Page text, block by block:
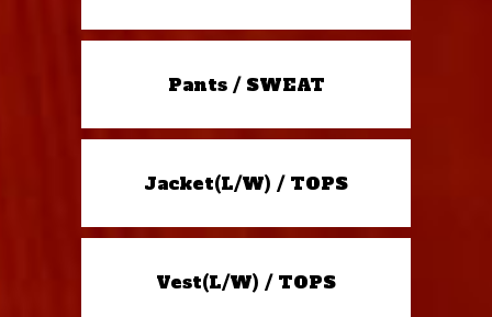
Pants / SWEAT
Jacket(L/W) / TOPS
Vest(L/W) / TOPS